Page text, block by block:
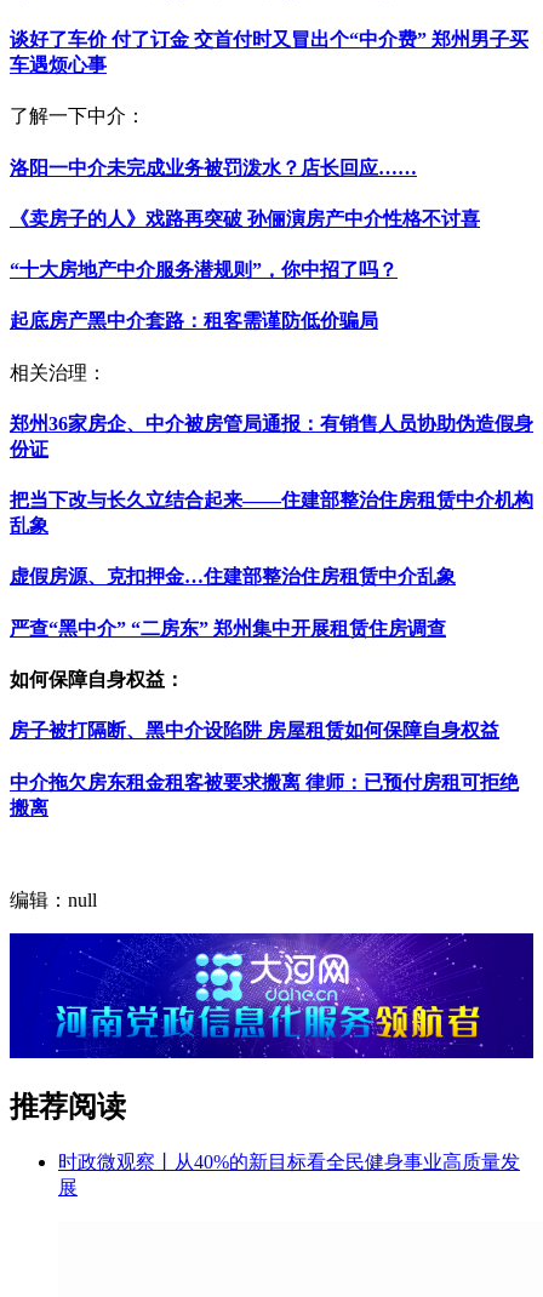
谈好了车价 付了订金 交首付时又冒出个“中介费” 郑州男子买
车遇烦心事
了解一下中介：
洛阳一中介未完成业务被罚泼水？店长回应……
《卖房子的人》戏路再突破 孙俪演房产中介性格不讨喜
“十大房地产中介服务潜规则”，你中招了吗？
起底房产黑中介套路：租客需谨防低价骗局
相关治理：
郑州36家房企、中介被房管局通报：有销售人员协助伪造假身
份证
把当下改与长久立结合起来——住建部整治住房租赁中介机构
乱象
虚假房源、克扣押金…住建部整治住房租赁中介乱象
严查“黑中介” “二房东” 郑州集中开展租赁住房调查
如何保障自身权益：
房子被打隔断、黑中介设陷阱 房屋租赁如何保障自身权益
中介拖欠房东租金租客被要求搬离 律师：已预付房租可拒绝
搬离
编辑：null
推荐阅读
时政微观察丨从40%的新目标看全民健身事业高质量发
展